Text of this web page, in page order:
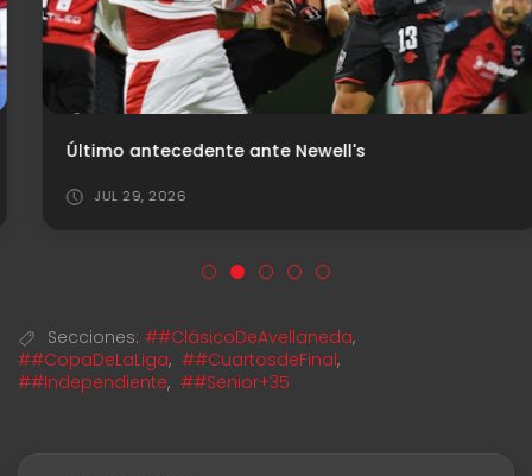
Último antecedente ante Newell's
JUL 29, 2026
Secciones: ##ClásicoDeAvellaneda,
##CopaDeLaLiga, ##CuartosdeFinal,
##Independiente, ##Senior+35